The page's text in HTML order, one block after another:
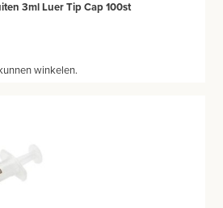
NIET GEVONDEN?
3ml Luer Tip Cap 100st
winkelen.